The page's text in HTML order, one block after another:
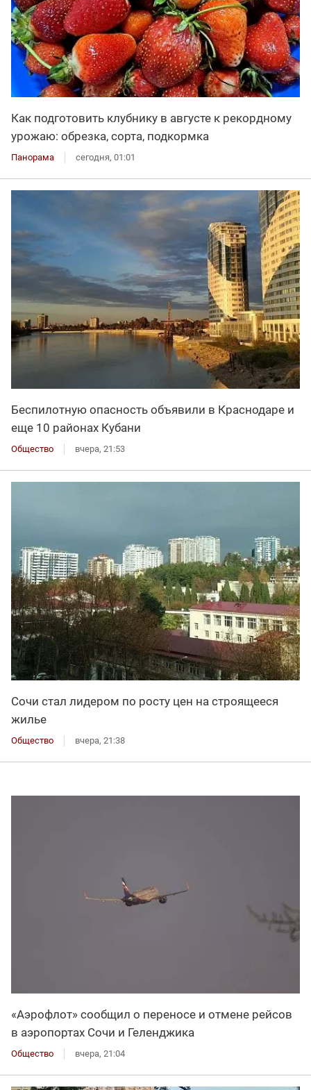
Как подготовить клубнику в августе к рекордному
урожаю: обрезка, сорта, подкормка
Панорама сегодня, 01:01
Беспилотную опасность объявили в Краснодаре и
еще 10 районах Кубани
Общество вчера, 21:53
Сочи стал лидером по росту цен на строящееся
жилье
Общество вчера, 21:38
«Аэрофлот» сообщил о переносе и отмене рейсов
в аэропортах Сочи и Геленджика
Общество вчера, 21:04